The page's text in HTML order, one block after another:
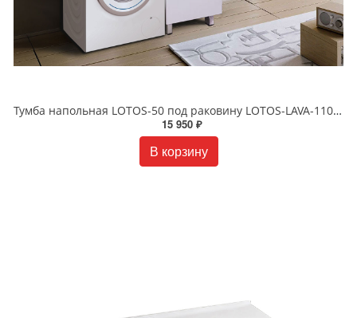
Тумба напольная LOTOS-50 под раковину LOTOS-LAVA-110 белая 85
15 950 ₽
В корзину